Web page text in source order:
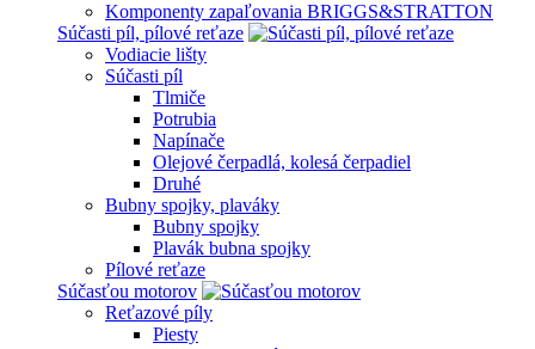
Komponenty zapaľovania BRIGGS&STRATTON
Súčasti píl, pílové reťaze
Vodiacie lišty
Súčasti píl
Tlmiče
Potrubia
Napínače
Olejové čerpadlá, kolesá čerpadiel
Druhé
Bubny spojky, plaváky
Bubny spojky
Plavák bubna spojky
Pílové reťaze
Súčasťou motorov
Reťazové píly
Piesty